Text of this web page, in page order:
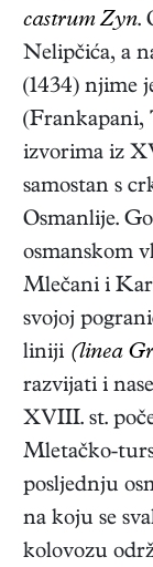
castrum Zyn.
Nelipčića, a
(1434) njime
(Frankapani,
izvorima iz
samostan s
Osmanlije.
osmanskom
Mlečani i
svojoj
liniji (linea
razvijati i
XVIII. st.
Mletačko-
posljednju
na koju se
kolovozu